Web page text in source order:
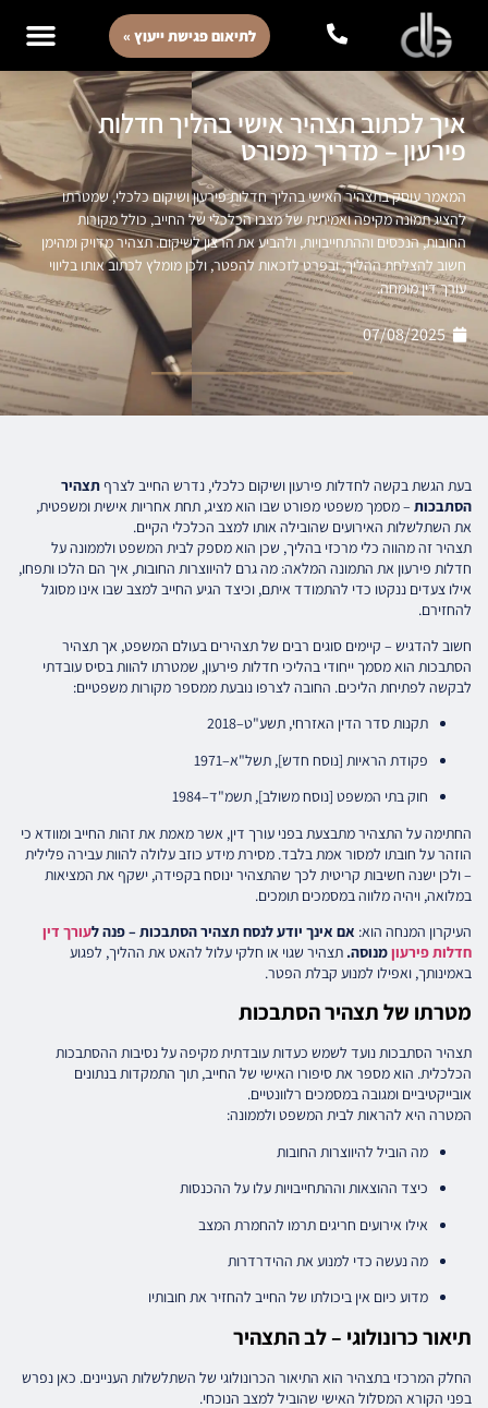
לתיאום פגישת ייעוץ »
איך לכתוב תצהיר אישי בהליך חדלות
פירעון – מדריך מפורט
המאמר עוסק בתצהיר האישי בהליך חדלות פירעון ושיקום כלכלי, שמטרתו
להציג תמונה מקיפה ואמיתית של מצבו הכלכלי של החייב, כולל מקורות
החובות, הנכסים וההתחייבויות, ולהביע את הרצון לשיקום. תצהיר מדויק ומהימן
חשוב להצלחת ההליך, ובפרט לזכאות להפטר, ולכן מומלץ לכתוב אותו בליווי
עורך דין מומחה.
07/08/2025
בעת הגשת בקשה לחדלות פירעון ושיקום כלכלי, נדרש החייב לצרףתצהיר
הסתבכות – מסמך משפטי מפורט שבו הוא מציג, תחת אחריות אישית ומשפטית,
את השתלשלות האירועים שהובילה אותו למצב הכלכלי הקיים.
תצהיר זה מהווה כלי מרכזי בהליך, שכן הוא מספק לבית המשפט ולממונה על
חדלות פירעון את התמונה המלאה: מה גרם להיווצרות החובות, איך הם הלכו ותפחו,
אילו צעדים ננקטו כדי להתמודד איתם, וכיצד הגיע החייב למצב שבו אינו מסוגל
להחזירם.
חשוב להדגיש – קיימים סוגים רבים של תצהירים בעולם המשפט, אך תצהיר
הסתבכות הוא מסמך ייחודי בהליכי חדלות פירעון, שמטרתו להוות בסיס עובדתי
לבקשה לפתיחת הליכים. החובה לצרפו נובעת ממספר מקורות משפטיים:
תקנות סדר הדין האזרחי, תשע"ט–2018
פקודת הראיות [נוסח חדש], תשל"א–1971
חוק בתי המשפט [נוסח משולב], תשמ"ד–1984
החתימה על התצהיר מתבצעת בפני עורך דין, אשר מאמת את זהות החייב ומוודא כי
הוזהר על חובתו למסור אמת בלבד. מסירת מידע כוזב עלולה להוות עבירה פלילית
– ולכן ישנה חשיבות קריטית לכך שהתצהיר ינוסח בקפידה, ישקף את המציאות
במלואה, ויהיה מלווה במסמכים תומכים.
העיקרון המנחה הוא: אם אינך יודע לנסח תצהיר הסתבכות – פנה לעורך דין
חדלות פירעוןמנוסה. תצהיר שגוי או חלקי עלול להאט את ההליך, לפגוע
באמינותך, ואפילו למנוע קבלת הפטר.
מטרתו של תצהיר הסתבכות
תצהיר הסתבכות נועד לשמש כעדות עובדתית מקיפה על נסיבות ההסתבכות
הכלכלית. הוא מספר את סיפורו האישי של החייב, תוך התמקדות בנתונים
אובייקטיביים ומגובה במסמכים רלוונטיים.
המטרה היא להראות לבית המשפט ולממונה:
מה הוביל להיווצרות החובות
כיצד ההוצאות וההתחייבויות עלו על ההכנסות
אילו אירועים חריגים תרמו להחמרת המצב
מה נעשה כדי למנוע את ההידרדרות
מדוע כיום אין ביכולתו של החייב להחזיר את חובותיו
תיאור כרונולוגי – לב התצהיר
החלק המרכזי בתצהיר הוא התיאור הכרונולוגי של השתלשלות העניינים. כאן נפרש
בפני הקורא המסלול האישי שהוביל למצב הנוכחי.